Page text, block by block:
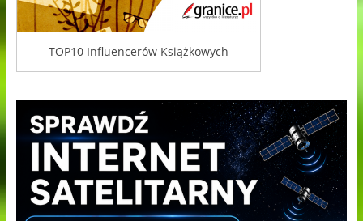
TOP10 Influencerów Książkowych